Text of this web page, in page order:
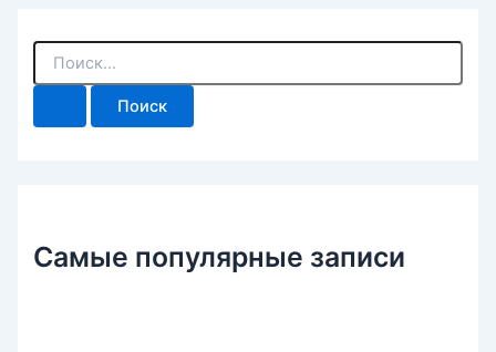
П
Самые популярные записи